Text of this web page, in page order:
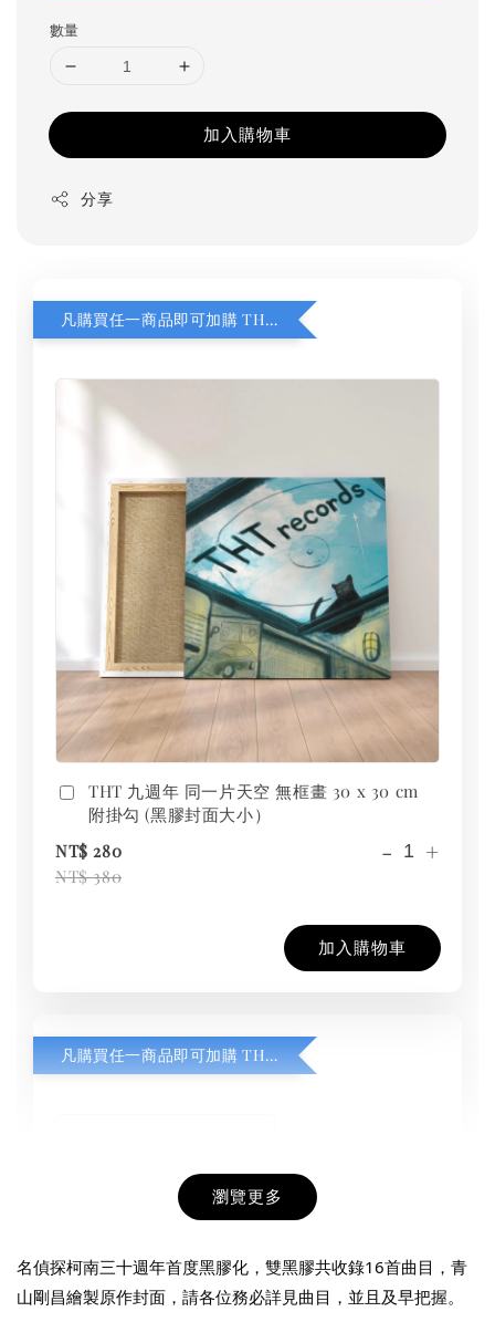
數量
加入購物車
分享
凡購買任一商品即可加購 THT 九週年 同一片天空 無框畫 30 x 30 cm 附掛勾 (黑膠封面大小）
THT 九週年 同一片天空 無框畫 30 x 30 cm
附掛勾 (黑膠封面大小）
NT$ 280
NT$ 380
- +
加入購物車
凡購買任一商品即可加購 THT 九週年紀念 T-shirt
瀏覽更多
名偵探柯南三十週年首度黑膠化，雙黑膠共收錄16首曲目，青
山剛昌繪製原作封面，請各位務必詳見曲目，並且及早把握。